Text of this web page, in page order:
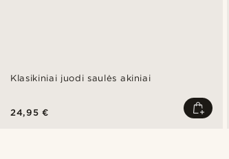
Klasikiniai juodi saulės akiniai
24,95 €